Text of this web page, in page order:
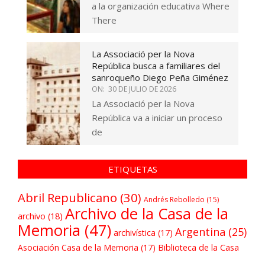
a la organización educativa Where
There
La Associació per la Nova
República busca a familiares del
sanroqueño Diego Peña Giménez
ON: 30 DE JULIO DE 2026
La Associació per la Nova
República va a iniciar un proceso
de
ETIQUETAS
Abril Republicano (30) Andrés Rebolledo (15)
archivo (18) Archivo de la Casa de la
Memoria (47) archivística (17) Argentina (25)
Asociación Casa de la Memoria (17) Biblioteca de la Casa